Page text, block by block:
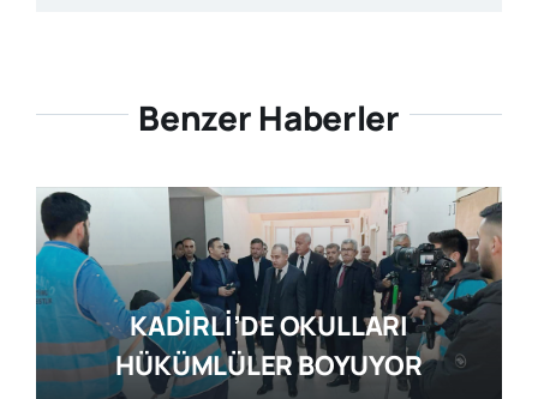
Benzer Haberler
KADİRLİ’DE OKULLARI
HÜKÜMLÜLER BOYUYOR